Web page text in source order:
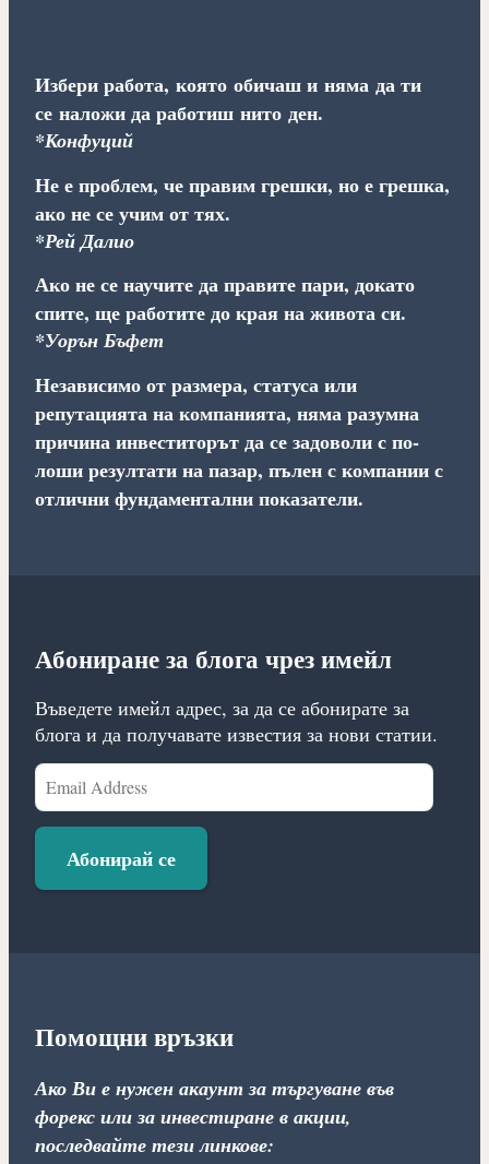
Избери работа, която обичаш и няма да ти
се наложи да работиш нито ден.
*Конфуций
Не е проблем, че правим грешки, но е грешка,
ако не се учим от тях.
*Рей Далио
Ако не се научите да правите пари, докато
спите, ще работите до края на живота си.
*Уорън Бъфет
Независимо от размера, статуса или
репутацията на компанията, няма разумна
причина инвеститорът да се задоволи с по-
лоши резултати на пазар, пълен с компании с
отлични фундаментални показатели.
Абониране за блога чрез имейл
Въведете имейл адрес, за да се абонирате за
блога и да получавате известия за нови статии.
Email
Address
Абонирай се
Помощни връзки
Ако Ви е нужен акаунт за търгуване във
форекс или за инвестиране в акции,
последвайте тези линкове: